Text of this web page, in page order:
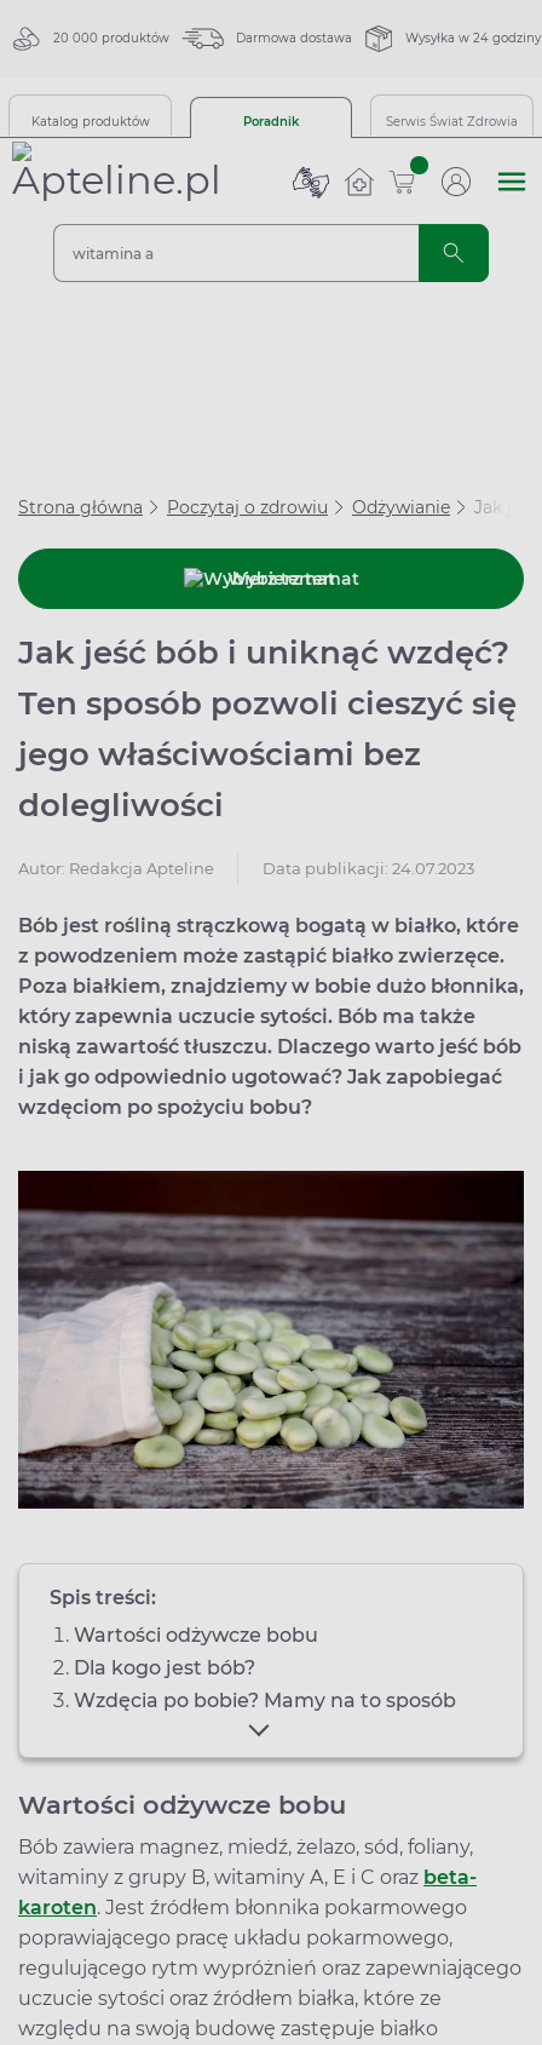
20 000 produktów Darmowa dostawa Wysyłka w 24 godziny
Katalog produktów Poradnik Serwis Świat Zdrowia
sztuk
Strona główna Poczytaj o zdrowiu Odżywianie Jak
Wybierz temat
Jak jeść bób i uniknąć wzdęć?
Ten sposób pozwoli cieszyć się
jego właściwościami bez
dolegliwości
Autor: Redakcja Apteline Data publikacji: 24.07.2023
Bób jest rośliną strączkową bogatą w białko, które
z powodzeniem może zastąpić białko zwierzęce.
Poza białkiem, znajdziemy w bobie dużo błonnika,
który zapewnia uczucie sytości. Bób ma także
niską zawartość tłuszczu. Dlaczego warto jeść bób
i jak go odpowiednio ugotować? Jak zapobiegać
wzdęciom po spożyciu bobu?
Spis treści:
Wartości odżywcze bobu
Dla kogo jest bób?
Wzdęcia po bobie? Mamy na to sposób
Wartości odżywcze bobu
Bób zawiera magnez, miedź, żelazo, sód, foliany,
witaminy z grupy B, witaminy A, E i C oraz beta-
karoten. Jest źródłem błonnika pokarmowego
poprawiającego pracę układu pokarmowego,
regulującego rytm wypróżnień oraz zapewniającego
uczucie sytości oraz źródłem białka, które ze
względu na swoją budowę zastępuje białko